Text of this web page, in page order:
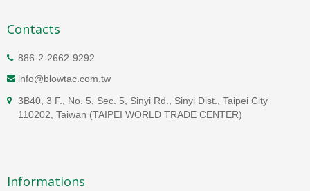
Contacts
886-2-2662-9292
info@blowtac.com.tw
3B40, 3 F., No. 5, Sec. 5, Sinyi Rd., Sinyi Dist., Taipei City
110202, Taiwan (TAIPEI WORLD TRADE CENTER)
Informations